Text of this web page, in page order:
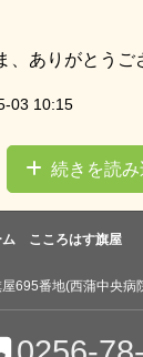
、ありがとうご
03 10:15
続きを読み
ム こころはす旗屋
695番地(西蒲中央病